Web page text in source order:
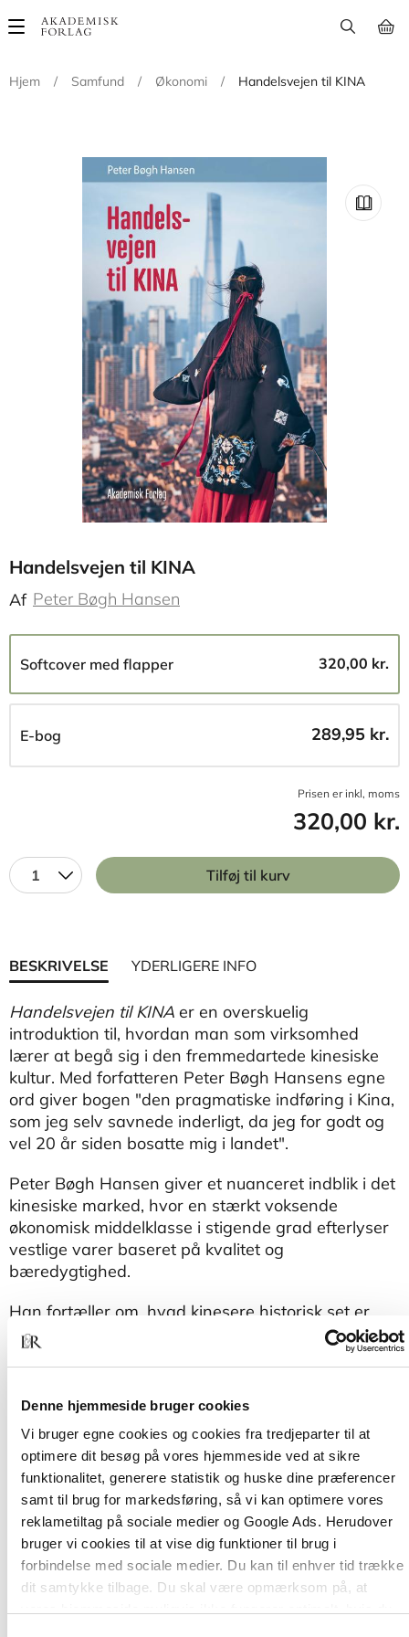
Denne hjemmeside bruger cookies
Vi bruger egne cookies og cookies fra tredjeparter til at
optimere dit besøg på vores hjemmeside ved at sikre
funktionalitet, generere statistik og huske dine præferencer
samt til brug for markedsføring, så vi kan optimere vores
reklametiltag på sociale medier og Google Ads. Herudover
bruger vi cookies til at vise dig funktioner til brug i
forbindelse med sociale medier. Du kan til enhver tid trække
dit samtykke tilbage. Du skal være opmærksom på, at
Main
Hjem
/ Samfund / Økonomi / Handelsvejen til KINA
Handelsvejen til KINA
Af Peter Bøgh Hansen
Softcover med flapper 320,00 kr.
E-bog 289,95 kr.
Prisen er inkl, moms
320,00 kr.
1 Tilføj til kurv
BESKRIVELSE YDERLIGERE INFO
Handelsvejen til KINA er en overskuelig
introduktion til, hvordan man som virksomhed
lærer at begå sig i den fremmedartede kinesiske
kultur. Med forfatteren Peter Bøgh Hansens egne
ord giver bogen "den pragmatiske indføring i Kina,
som jeg selv savnede inderligt, da jeg for godt og
vel 20 år siden bosatte mig i landet".
Peter Bøgh Hansen giver et nuanceret indblik i det
kinesiske marked, hvor en stærkt voksende
økonomisk middelklasse i stigende grad efterlyser
vestlige varer baseret på kvalitet og
bæredygtighed.
Han fortæller om, hvad kinesere historisk set er
rundet af, og forklarer, hvordan styret fungerer. Du
finder desuden svar på spørgsmål som "Hvad
agter Kina at bygge videre på det økonomiske
af den internationale magtelite?"